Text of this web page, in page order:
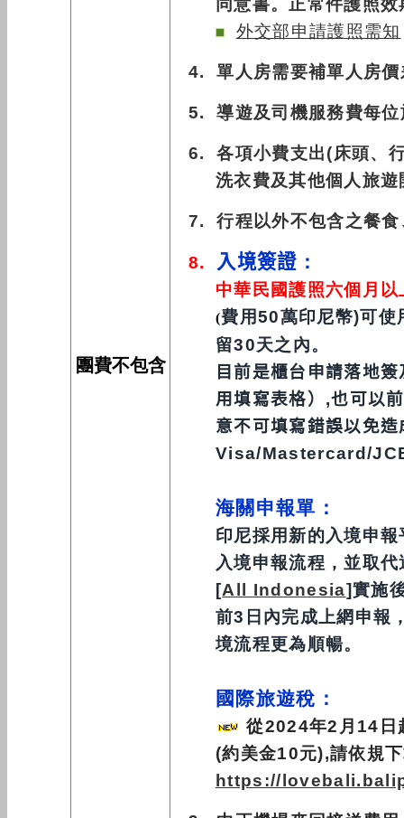
團費不包含
同意書。正常件護照
外交部申請護照需知
4.單人房需要補單人房價
5.導遊及司機服務費每
6. 各項小費支出(床頭、
洗衣費及其他個人旅遊
7. 行程以外不包含之餐食
8. 入境簽證 ：
中華民國護照六個月
(費用50萬印尼幣)可使
留30天之內。
目前是櫃台申請落地
用填寫表格）,也可以
意不可填寫錯誤以免
Visa/Mastercard/JCB
海關申報單：
印尼採用新的入境申報
入境申報流程，並取
[All Indonesia]實施
前3日內完成上網申報
境流程更為順暢。
國 際旅遊稅：
從2024年2 月 14
(約美金10元),請依規
https://